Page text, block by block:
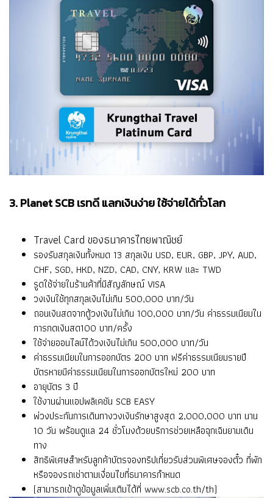
3. Planet SCB เรทดี แลกเงินง่าย ใช้จ่ายได้ทั่วโลก
Travel Card ของธนาคารไทยพาณิชย์
รองรับสกุลเงินทั้งหมด 13 สกุลเงิน USD, EUR, GBP, JPY, AUD,
CHF, SGD, HKD, NZD, CAD, CNY, KRW และ TWD
รูดใช้จ่ายในร้านค้าที่มีสัญลักษณ์ VISA
วงเงินใช้ทุกสกุลเงินไม่เกิน 500,000 บาท/วัน
ถอนเงินสดจากตู้วงเงินไม่เกิน 100,000 บาท/วัน ค่าธรรมเนียมใน
การกดเงินสด100 บาท/ครั้ง
ใช้จ่ายออนไลน์ได้วงเงินไม่เกิน 500,000 บาท/วัน
ค่าธรรมเนียมในการออกบัตร 200 บาท ฟรีค่าธรรมเนียมรายปี
บัตรหายมีค่าธรรมเนียมในการออกบัตรใหม่ 200 บาท
อายุบัตร 3 ปี
ใช้งานผ่านแอปพลิเคชัน SCB EASY
พ่วงประกันการเดินทางวงเงินรักษาสูงสุด 2,000,000 บาท นาน
10 วัน พร้อมดูแล 24 ชั่วโมงด้วยบริการช่วยเหลือฉุกเฉินยามเดิน
ทาง
สิทธิพิเศษสำหรับลูกค้าบัตรจองทริปเที่ยวรับส่วนพิเศษจองตั๋ว ที่พัก
หรือจองรถเช่าตามเงื่อนไขที่ธนาคารกำหนด
(สามารถเข้าดูข้อมูลเพิ่มเติมได้ที่ www.scb.co.th/th)